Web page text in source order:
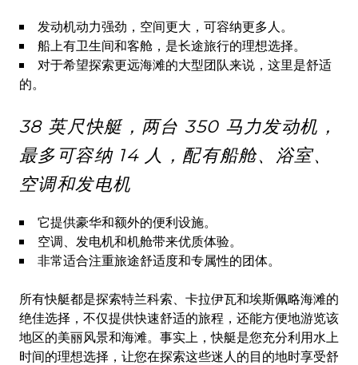
发动机动力强劲，空间更大，可容纳更多人。
船上有卫生间和客舱，是长途旅行的理想选择。
对于希望探索更远海滩的大型团队来说，这里是舒适
的。
38 英尺快艇，两台 350 马力发动机，
最多可容纳 14 人，配有船舱、浴室、
空调和发电机
它提供豪华和额外的便利设施。
空调、发电机和机舱带来优质体验。
非常适合注重旅途舒适度和专属性的团体。
所有快艇都是探索特兰科索、卡拉伊瓦和埃斯佩略海滩的
绝佳选择，不仅提供快速舒适的旅程，还能方便地游览该
地区的美丽风景和海滩。事实上，快艇是您充分利用水上
时间的理想选择，让您在探索这些迷人的目的地时享受舒